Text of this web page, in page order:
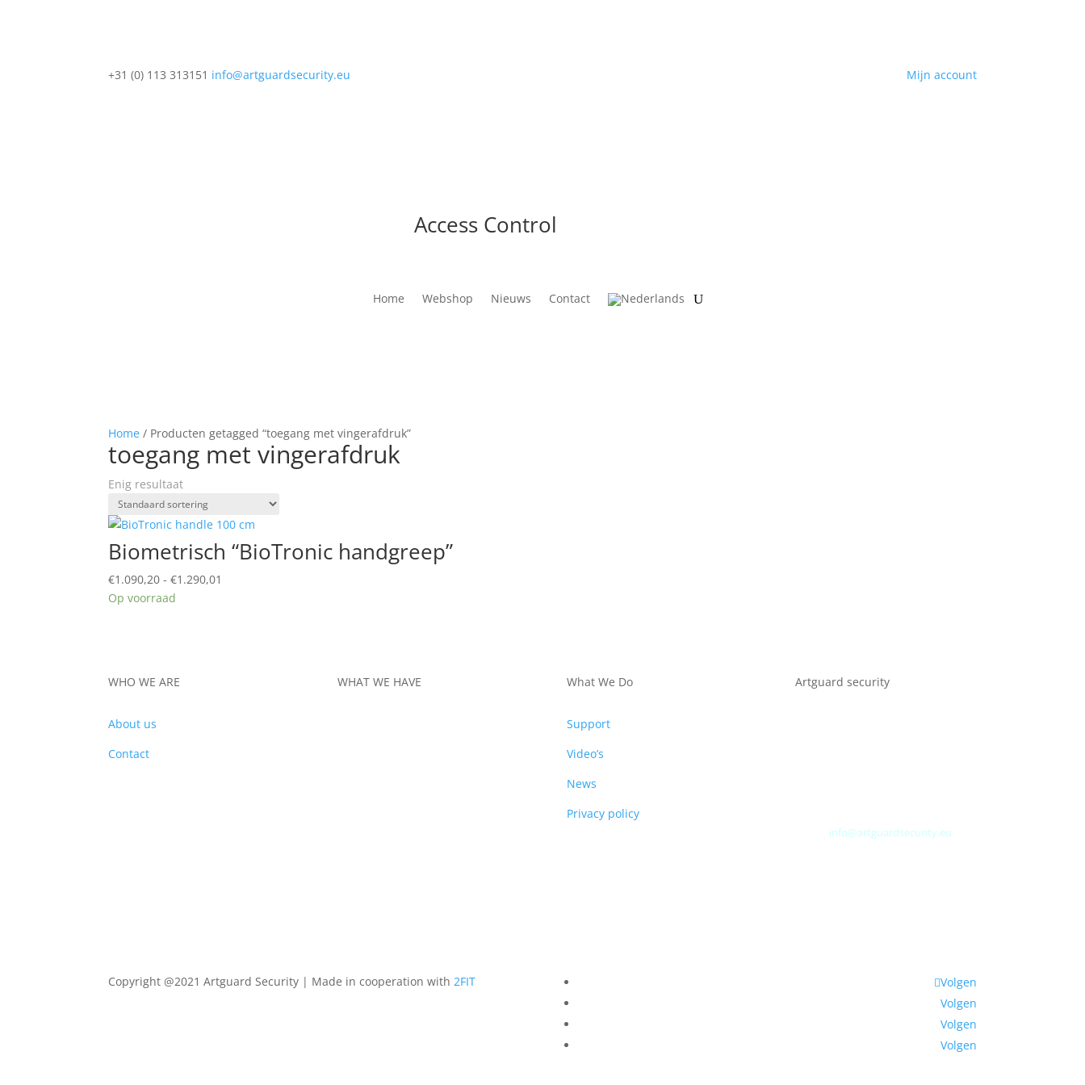
+31 (0) 113 313151 info@artguardsecurity.eu Mijn account
Access Control
Home Webshop Nieuws Contact
Home / Producten getagged “toegang met vingerafdruk”
toegang met vingerafdruk
Enig resultaat
Biometrisch “BioTronic handgreep”
€1.090,20 - €1.290,01
Op voorraad
WHO WE ARE
About us
Contact
WHAT WE HAVE What We Do
Support
Video’s
News
Privacy policy
Artguard security
info@artguardsecurity.eu
Copyright @2021 Artguard Security | Made in cooperation with2FIT
Volgen
Volgen
Volgen
Volgen